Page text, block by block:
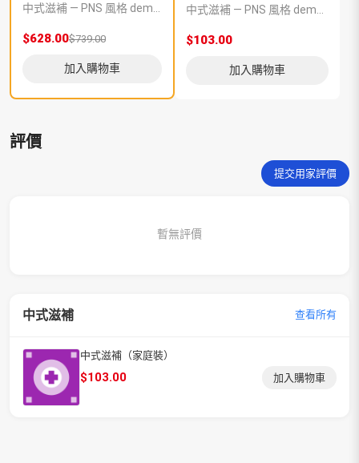
中式滋補 — PNS 風格 demo 占位商品，方便首頁與分類頁版位演示，上線前由業務替換為真實 SKU。
$628.00$739.00
加入購物車
中式滋補 — PNS 風格 demo 占位商品，方便首頁與分類頁版位演示，上線前由業務替換為真實 SKU。
$103.00
加入購物車
評價
提交用家評價
暫無評價
中式滋補 查看所有
中式滋補（家庭裝）
$103.00 加入購物車